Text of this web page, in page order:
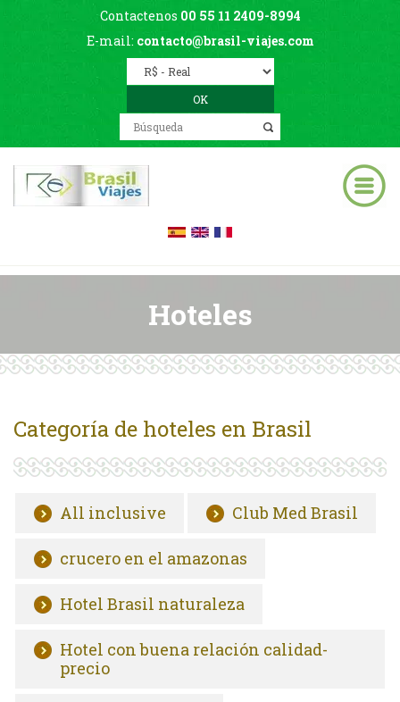
Contactenos 00 55 11 2409-8994
E-mail: contacto@brasil-viajes.com
Hoteles
Categoría de hoteles en Brasil
All inclusive Club Med Brasil
crucero en el amazonas
Hotel Brasil naturaleza
Hotel con buena relación calidad-
precio